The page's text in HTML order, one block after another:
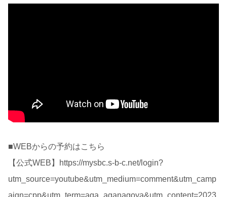
■WEBからの予約はこちら
【公式WEB】https://mysbc.s-b-c.net/login?
utm_source=youtube&utm_medium=comment&utm_camp
aign=cpp&utm_term=aga_aganagoya&utm_content=2023